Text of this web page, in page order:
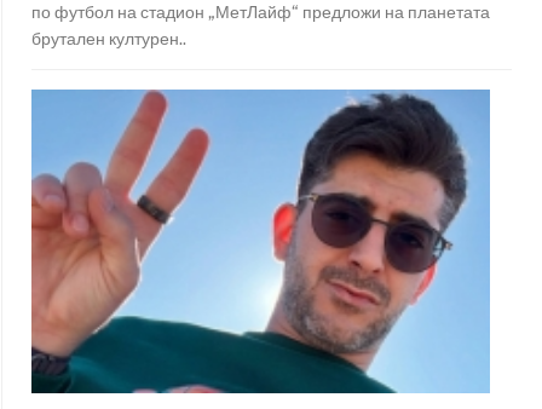
по футбол на стадион „МетЛайф“ предложи на планетата
брутален културен..